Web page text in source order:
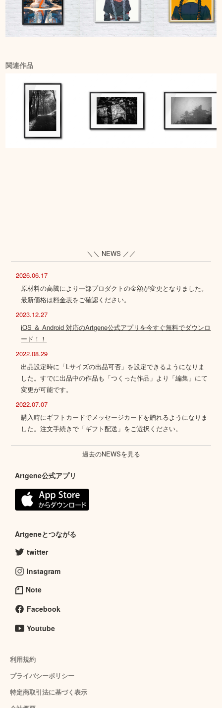
関連作品
＼＼ NEWS ／／
2026.06.17
原材料の高騰により一部プロダクトの金額が変更となりました。
最新価格は料金表をご確認ください。
2023.12.27
iOS ＆ Android 対応のArtgene公式アプリを今すぐ無料でダウンロ
ード！！
2022.08.29
出品設定時に「Lサイズの出品可否」を設定できるようになりま
した。すでに出品中の作品も「つくった作品」より「編集」にて
変更が可能です。
2022.07.07
購入時にギフトカードでメッセージカードを贈れるようになりま
した。注文手続きで「ギフト配送」をご選択ください。
過去のNEWSを見る
Artgene公式アプリ
Artgeneとつながる
twitter
Instagram
Note
Facebook
Youtube
利用規約
プライバシーポリシー
特定商取引法に基づく表示